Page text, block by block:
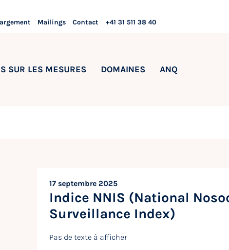
Mailings Contact +41 31 511 38 40
SUR LES MESURES DOMAINES ANQ
17 septembre 2025
Indice NNIS (National
Surveillance Index)
Pas de texte à afficher